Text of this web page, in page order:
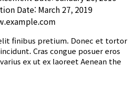
Date: March 27, 2019
finibus pretium. Donec et tortor
Cras congue posuer eros
ex ut ex laoreet Aenean the